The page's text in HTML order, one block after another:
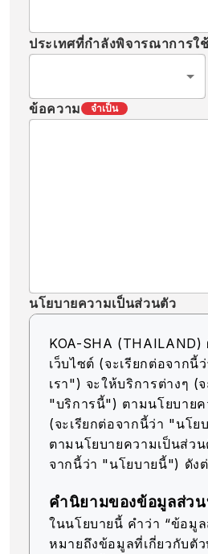
ประเทศที่กำลังพิจารณาการใ
ข้อความ จำเป็น
นโยบายความเป็นส่วนตัว
KOA-SHA (THAILAND)
เว็บไซต์ (จะเรียกต่อจากนี้
เรา") จะให้บริการต่างๆ (
"บริการนี้") ตามนโยบายค
(จะเรียกต่อจากนี้ว่า "นโ
ตามนโยบายความเป็นส่วน
จากนี้ว่า "นโยบายนี้") ดัง
คำนิยามของข้อมูลส่ว
ในนโยบายนี้ คำว่า “ข้อมู
หมายถึงข้อมูลที่เกี่ยวกับตั